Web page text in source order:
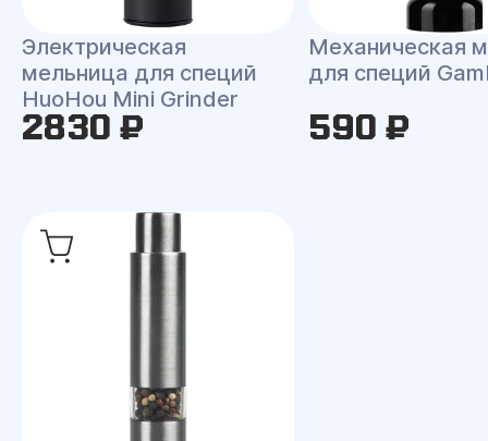
Электрическая
мельница для специй
HuoHou Mini Grinder
2830 ₽
Механическая
для специй
590 ₽